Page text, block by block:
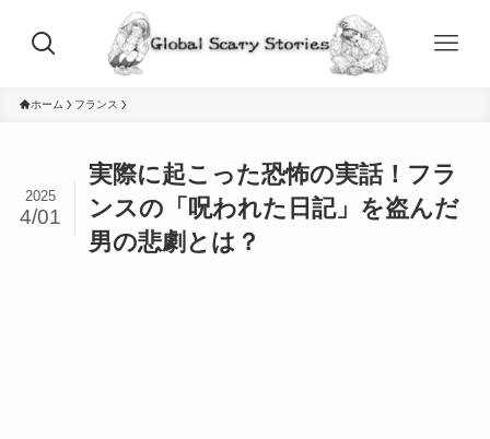
ホーム フランス
実際に起こった恐怖の実話！フラ
ンスの「呪われた日記」を盗んだ
男の悲劇とは？
2025
4/01